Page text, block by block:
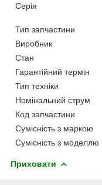
Серія
Тип запчастини
Виробник
Стан
Гарантійний термін
Тип техніки
Номінальний струм
Код запчастини
Сумісність з маркою
Сумісність з моделлю
Приховати